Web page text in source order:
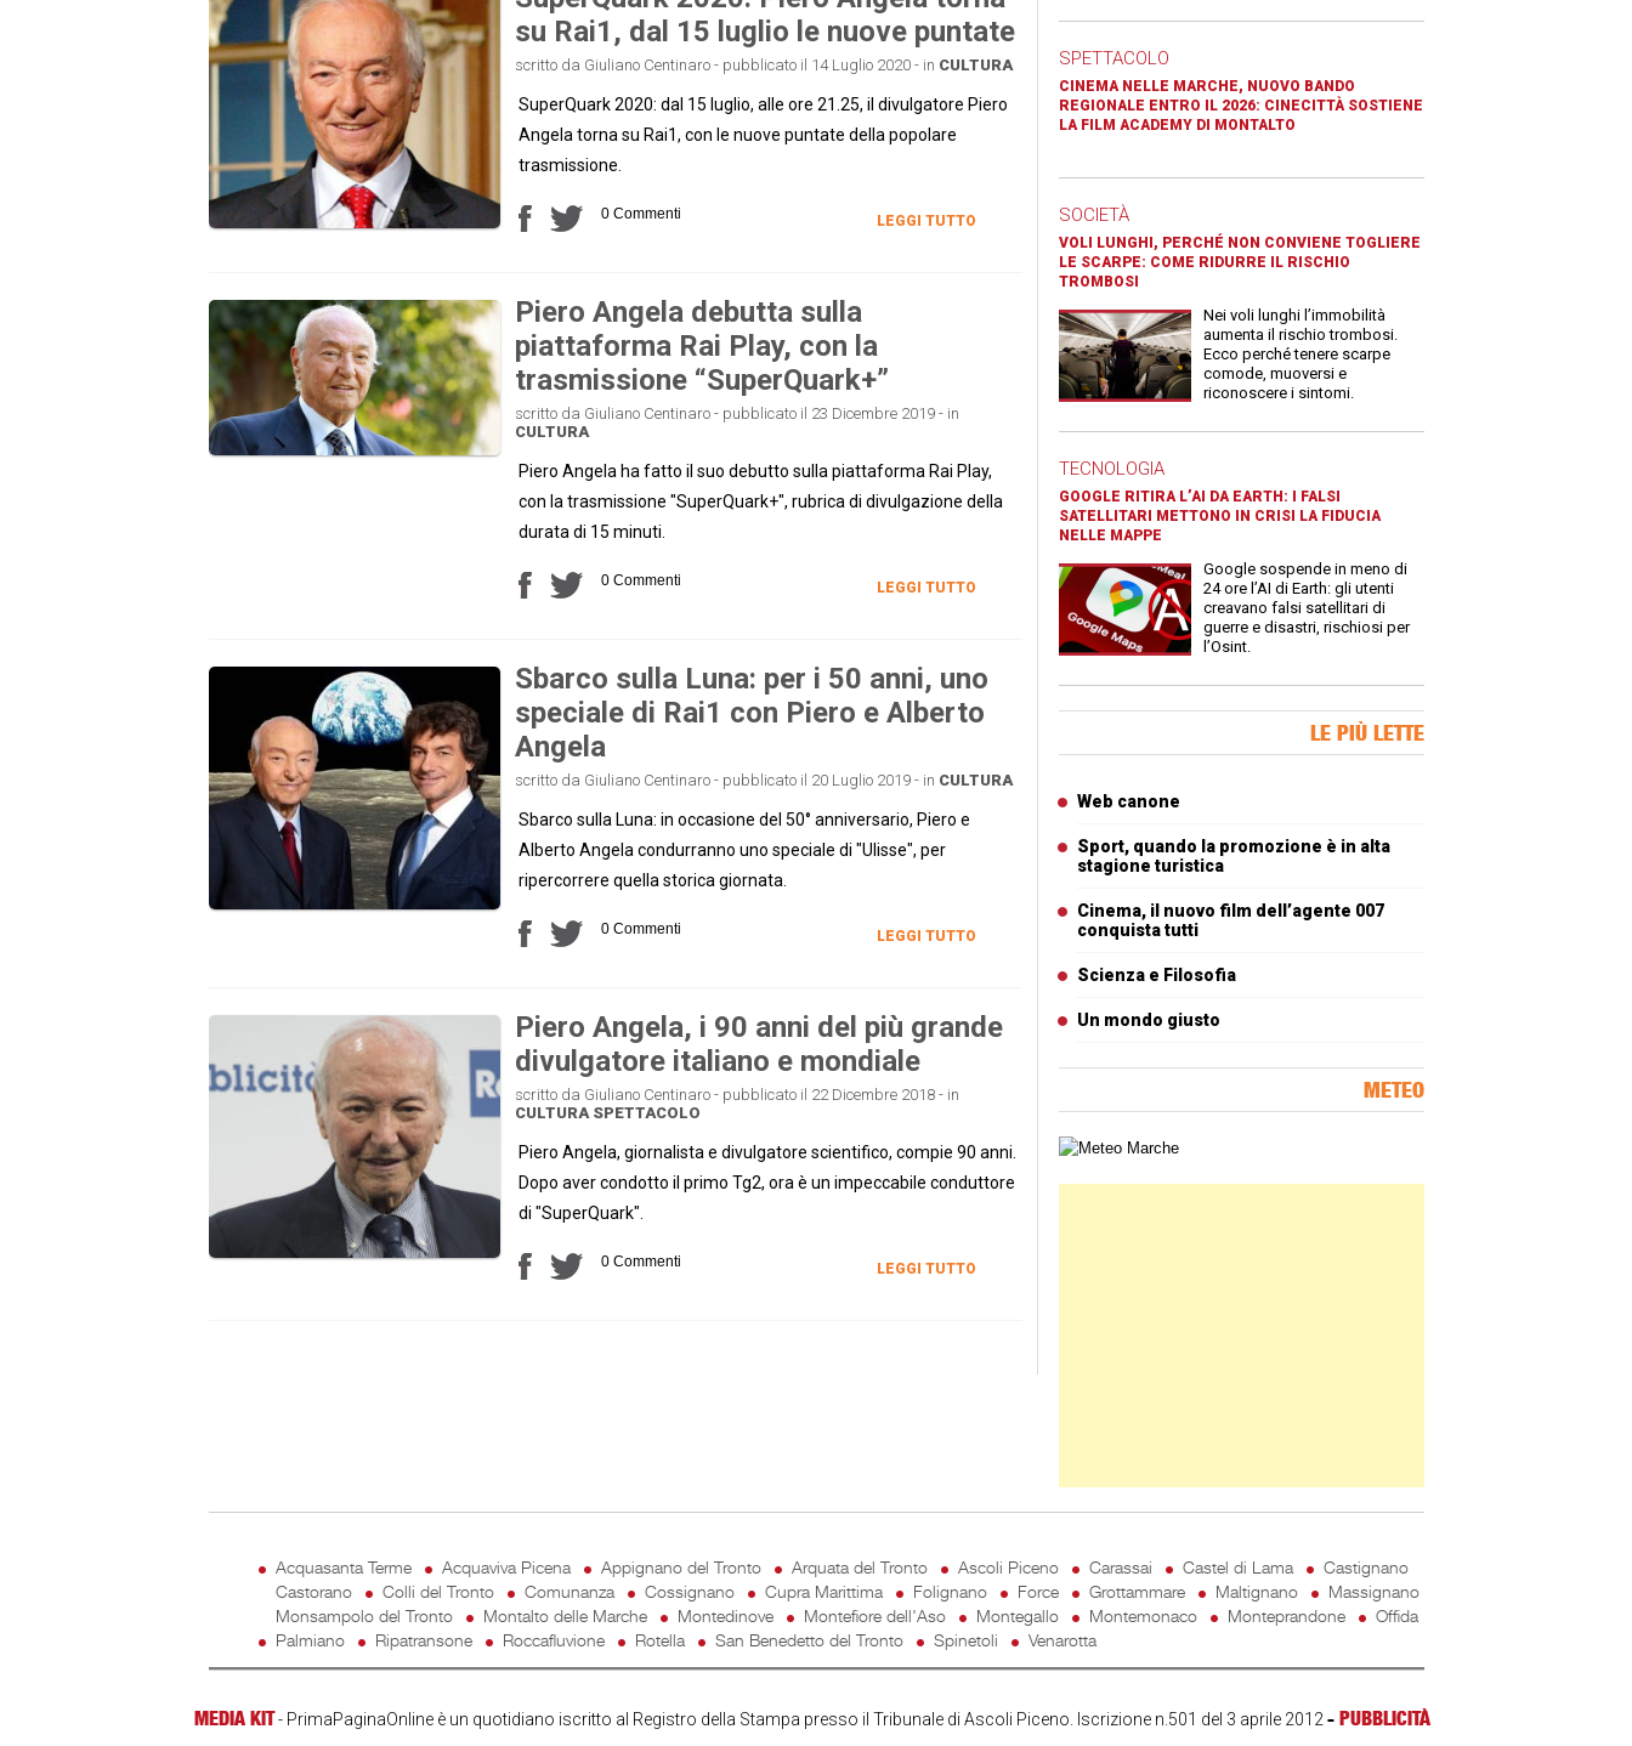
su Rai1, dal 15 luglio le nuove puntate
scritto da Giuliano Centinaro - pubblicato il 14 Luglio 2020 - in CULTURA
SuperQuark 2020: dal 15 luglio, alle ore 21.25, il divulgatore Piero
Angela torna su Rai1, con le nuove puntate della popolare
trasmissione.
0 Commenti LEGGI TUTTO
Piero Angela debutta sulla
piattaforma Rai Play, con la
trasmissione “SuperQuark+”
scritto da Giuliano Centinaro - pubblicato il 23 Dicembre 2019 - in
CULTURA
Piero Angela ha fatto il suo debutto sulla piattaforma Rai Play,
con la trasmissione "SuperQuark+", rubrica di divulgazione della
durata di 15 minuti.
0 Commenti LEGGI TUTTO
Sbarco sulla Luna: per i 50 anni, uno
speciale di Rai1 con Piero e Alberto
Angela
scritto da Giuliano Centinaro - pubblicato il 20 Luglio 2019 - in CULTURA
Sbarco sulla Luna: in occasione del 50° anniversario, Piero e
Alberto Angela condurranno uno speciale di "Ulisse", per
ripercorrere quella storica giornata.
0 Commenti LEGGI TUTTO
Piero Angela, i 90 anni del più grande
divulgatore italiano e mondiale
scritto da Giuliano Centinaro - pubblicato il 22 Dicembre 2018 - in
CULTURA SPETTACOLO
Piero Angela, giornalista e divulgatore scientifico, compie 90 anni.
Dopo aver condotto il primo Tg2, ora è un impeccabile conduttore
di "SuperQuark".
0 Commenti LEGGI TUTTO
SPETTACOLO
CINEMA NELLE MARCHE, NUOVO BANDO
REGIONALE ENTRO IL 2026: CINECITTÀ SOSTIENE
LA FILM ACADEMY DI MONTALTO
SOCIETÀ
VOLI LUNGHI, PERCHÉ NON CONVIENE TOGLIERE
LE SCARPE: COME RIDURRE IL RISCHIO
TROMBOSI
Nei voli lunghi l’immobilità
aumenta il rischio trombosi.
Ecco perché tenere scarpe
comode, muoversi e
riconoscere i sintomi.
TECNOLOGIA
GOOGLE RITIRA L’AI DA EARTH: I FALSI
SATELLITARI METTONO IN CRISI LA FIDUCIA
NELLE MAPPE
Google sospende in meno di
24 ore l’AI di Earth: gli utenti
creavano falsi satellitari di
guerre e disastri, rischiosi per
l’Osint.
LE PIÙ LETTE
Web canone
Sport, quando la promozione è in alta
stagione turistica
Cinema, il nuovo film dell’agente 007
conquista tutti
Scienza e Filosofia
Un mondo giusto
METEO
Carta meteorologica delle Marche
Acquasanta Terme Acquaviva Picena Appignano del Tronto Arquata del Tronto Ascoli Piceno Carassai Castel di Lama
Castignano
Castorano
Colli del Tronto Comunanza Cossignano Cupra Marittima Folignano Force Grottammare Maltignano
Massignano
Monsampolo del Tronto
Montalto delle Marche Montedinove Montefiore dell'Aso Montegallo Montemonaco Monteprandone
Offida
Palmiano
Ripatransone Roccafluvione Rotella San Benedetto del Tronto Spinetoli Venarotta
MEDIA KIT- PrimaPaginaOnline è un quotidiano iscritto al Registro della Stampa presso il Tribunale di Ascoli Piceno. Iscrizione n.501 del 3 aprile 2012- PUBBLICITÀ